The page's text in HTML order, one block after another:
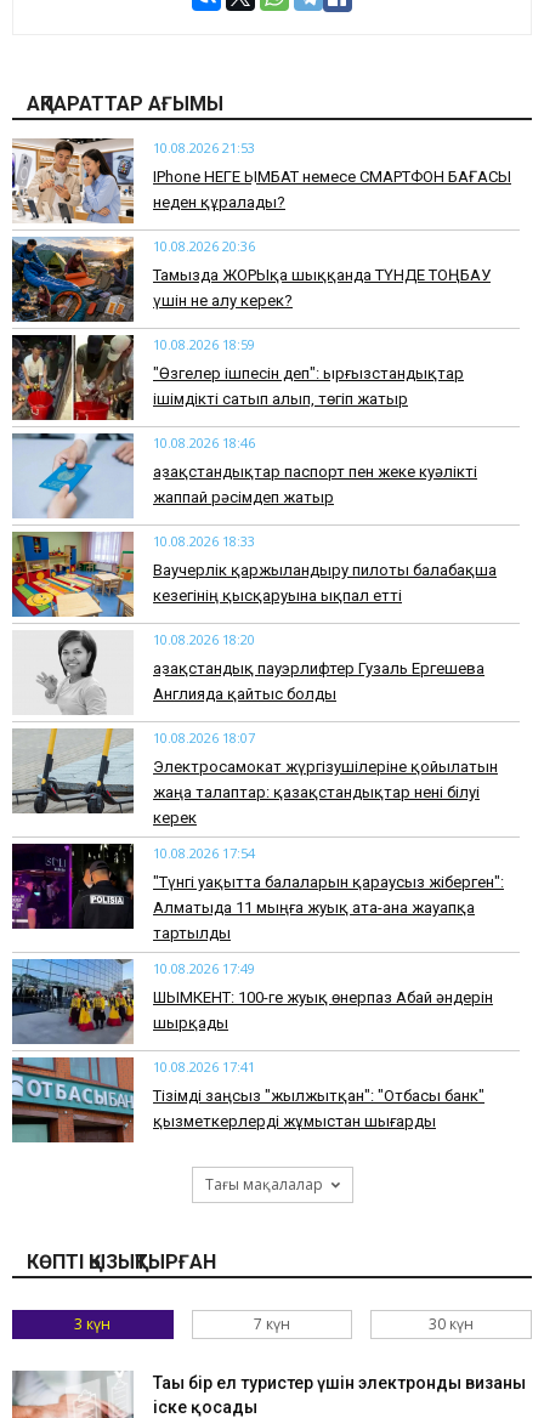
АҚПАРАТТАР АҒЫМЫ
10.08.2026 21:53
IPhone НЕГЕ ҚЫМБАТ немесе СМАРТФОН БАҒАСЫ
неден құралады?
10.08.2026 20:36
​Тамызда ЖОРЫҚқа шыққанда ТҮНДЕ ТОҢБАУ
үшін не алу керек?
10.08.2026 18:59
"Өзгелер ішпесін деп": Қырғызстандықтар
ішімдікті сатып алып, төгіп жатыр
10.08.2026 18:46
Қазақстандықтар паспорт пен жеке куәлікті
жаппай рәсімдеп жатыр
10.08.2026 18:33
Ваучерлік қаржыландыру пилоты балабақша
кезегінің қысқаруына ықпал етті
10.08.2026 18:20
Қазақстандық пауэрлифтер Гузаль Ергешева
Англияда қайтыс болды
10.08.2026 18:07
Электросамокат жүргізушілеріне қойылатын
жаңа талаптар: қазақстандықтар нені білуі
керек
10.08.2026 17:54
"Түнгі уақытта балаларын қараусыз жіберген":
Алматыда 11 мыңға жуық ата-ана жауапқа
тартылды
10.08.2026 17:49
ШЫМКЕНТ: 100-ге жуық өнерпаз Абай әндерін
шырқады
10.08.2026 17:41
Тізімді заңсыз "жылжытқан": "Отбасы банк"
қызметкерлерді жұмыстан шығарды
Тағы мақалалар
КӨПТІ ҚЫЗЫҚТЫРҒАН
3 күн 7 күн 30 күн
Тағы бір ел туристер үшін электронды визаны
іске қосады